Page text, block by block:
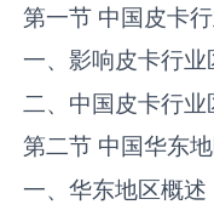
第一节 中国‌‌皮卡‌‌‌
一、影响‌‌皮卡‌‌‌行
二、中国‌‌皮卡‌‌‌行
第二节 中国华东
一、华东地区概述